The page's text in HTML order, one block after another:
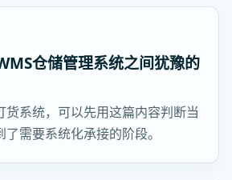
仓储管理系统之间犹豫的
货系统，可以先用这篇内容判断当
需要系统化承接的阶段。